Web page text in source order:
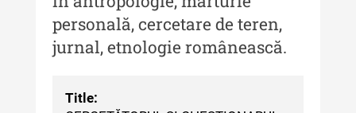
Informații Utile
Despre Editură
Indexul Publicațiilor
personală, cercetare de teren,
jurnal, etnologie românească.
Title: